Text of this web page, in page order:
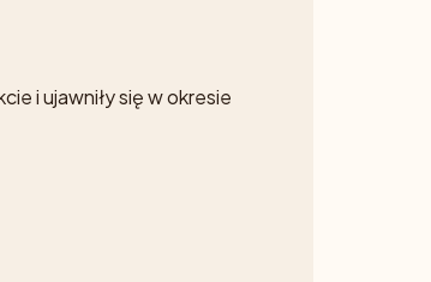
i ujawniły się w okresie